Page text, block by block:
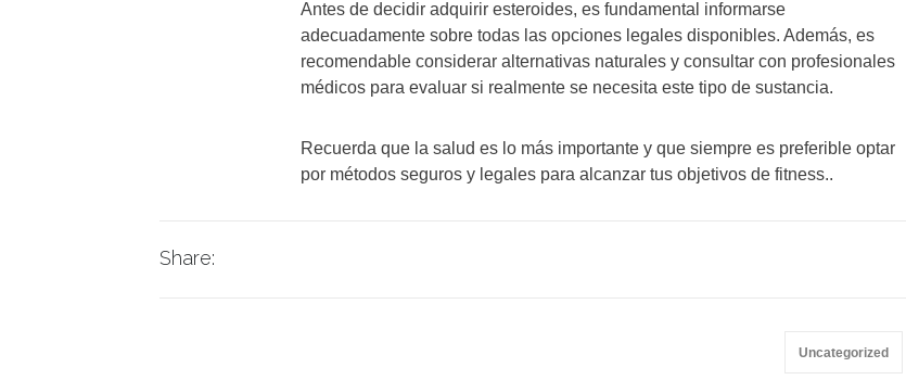
Antes de decidir adquirir esteroides, es fundamental informarse
adecuadamente sobre todas las opciones legales disponibles. Además, es
recomendable considerar alternativas naturales y consultar con profesionales
médicos para evaluar si realmente se necesita este tipo de sustancia.
Recuerda que la salud es lo más importante y que siempre es preferible optar
por métodos seguros y legales para alcanzar tus objetivos de fitness..
Share:
Uncategorized